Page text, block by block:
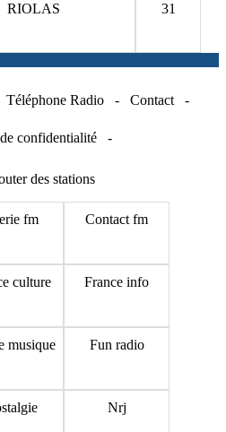
RIOLAS 31
Téléphone Radio - Contact -
confidentialité -
des stations
fm Contact fm
culture France info
musique Fun radio
Nrj